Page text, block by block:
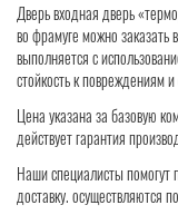
Дверь входная дверь
во фрамуге можно заказать
выполняется с
стойкость к повреждениям
Цена указана за базовую
действует гарантия
Наши специалисты помогут
доставку. осуществляются